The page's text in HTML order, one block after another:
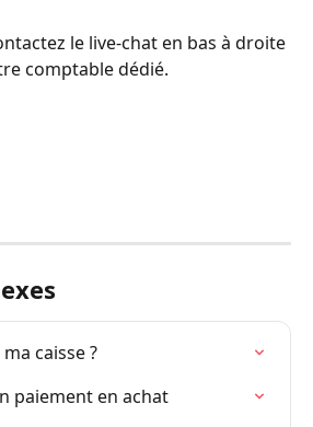
le live-chat en bas à droite
comptable dédié.
caisse ?
paiement en achat